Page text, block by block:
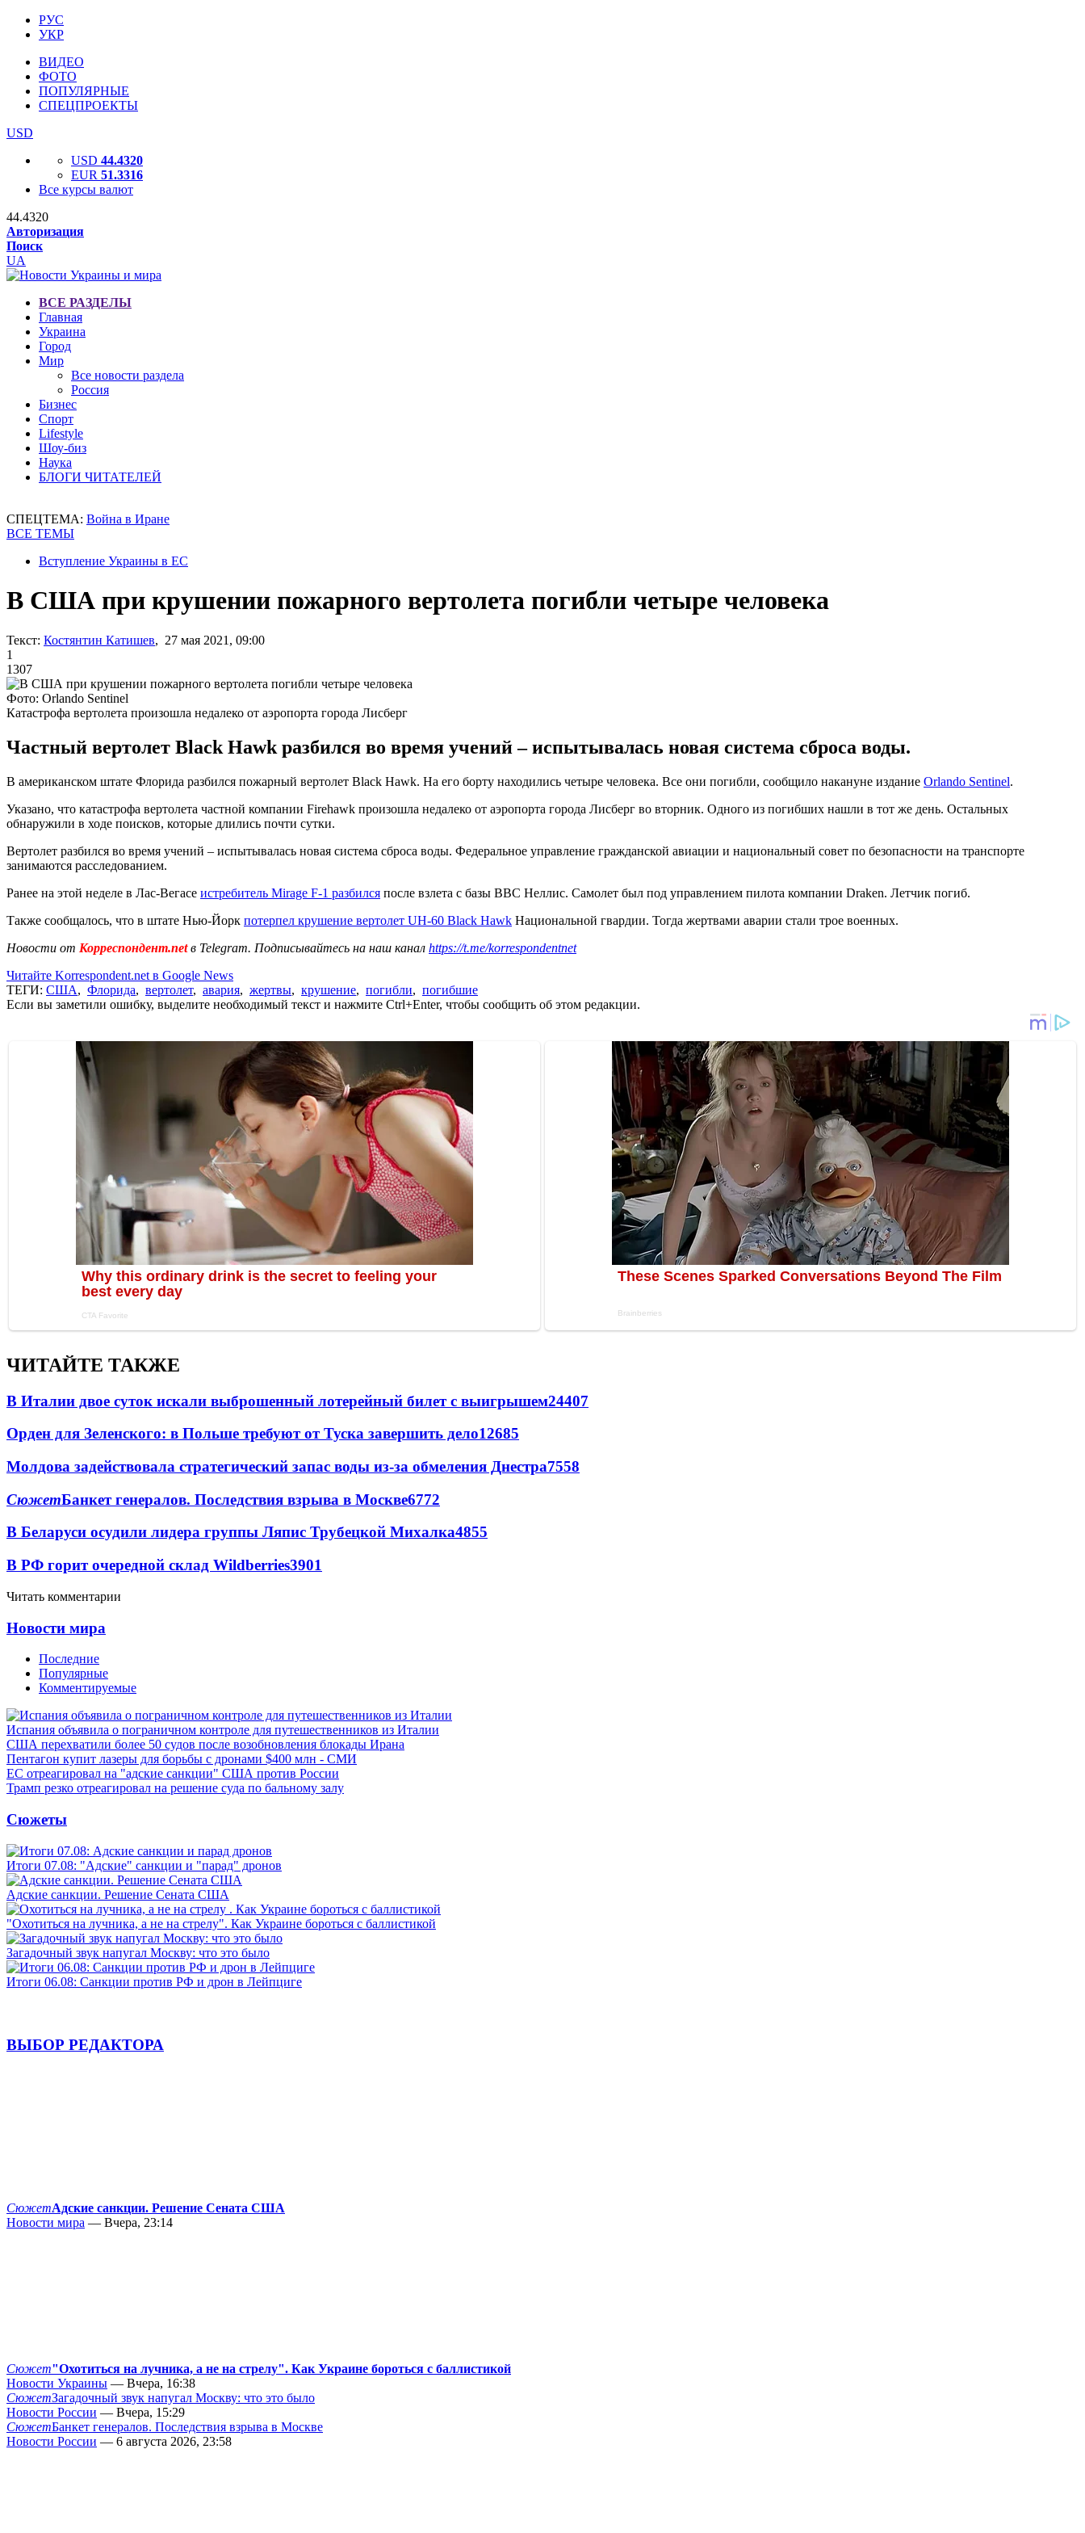
РУС
УКР
ВИДЕО
ФОТО
ПОПУЛЯРНЫЕ
СПЕЦПРОЕКТЫ
USD
USD 44.4320
EUR 51.3316
Все курсы валют
44.4320
Авторизация
Поиск
UA
ВСЕ РАЗДЕЛЫ
Главная
Украина
Город
Мир
Все новости раздела
Россия
Бизнес
Спорт
Lifestyle
Шоу-биз
Наука
БЛОГИ ЧИТАТЕЛЕЙ
СПЕЦТЕМА: Война в Иране
ВСЕ ТЕМЫ
Вступление Украины в ЕС
В США при крушении пожарного вертолета погибли четыре человека
Текст: Костянтин Катишев, 27 мая 2021, 09:00
1
1307
Фото: Orlando Sentinel
Катастрофа вертолета произошла недалеко от аэропорта города Лисберг
Частный вертолет Black Hawk разбился во время учений – испытывалась новая система сброса воды.
В американском штате Флорида разбился пожарный вертолет Black Hawk. На его борту находились четыре человека. Все они погибли, сообщило накануне издание Orlando Sentinel.
Указано, что катастрофа вертолета частной компании Firehawk произошла недалеко от аэропорта города Лисберг во вторник. Одного из погибших нашли в тот же день. Остальных
обнаружили в ходе поисков, которые длились почти сутки.
Вертолет разбился во время учений – испытывалась новая система сброса воды. Федеральное управление гражданской авиации и национальный совет по безопасности на транспорте
занимаются расследованием.
Ранее на этой неделе в Лас-Вегасе истребитель Mirage F-1 разбился после взлета с базы ВВС Неллис. Самолет был под управлением пилота компании Draken. Летчик погиб.
Также сообщалось, что в штате Нью-Йорк потерпел крушение вертолет UH-60 Black Hawk Национальной гвардии. Тогда жертвами аварии стали трое военных.
Новости от Корреспондент.netв Telegram. Подписывайтесь на наш канал https://t.me/korrespondentnet
Читайте Korrespondent.net в Google News
ТЕГИ: США, Флорида, вертолет, авария, жертвы, крушение, погибли, погибшие
Если вы заметили ошибку, выделите необходимый текст и нажмите Ctrl+Enter, чтобы сообщить об этом редакции.
ЧИТАЙТЕ ТАКЖЕ
В Италии двое суток искали выброшенный лотерейный билет с выигрышем24407
Орден для Зеленского: в Польше требуют от Туска завершить дело12685
Молдова задействовала стратегический запас воды из-за обмеления Днестра7558
СюжетБанкет генералов. Последствия взрыва в Москве6772
В Беларуси осудили лидера группы Ляпис Трубецкой Михалка4855
В РФ горит очередной склад Wildberries3901
Читать комментарии
Новости мира
Последние
Популярные
Комментируемые
Испания объявила о пограничном контроле для путешественников из Италии
США перехватили более 50 судов после возобновления блокады Ирана
Пентагон купит лазеры для борьбы с дронами $400 млн - СМИ
ЕС отреагировал на "адские санкции" США против России
Трамп резко отреагировал на решение суда по бальному залу
Сюжеты
Итоги 07.08: "Адские" санкции и "парад" дронов
Адские санкции. Решение Сената США
"Охотиться на лучника, а не на стрелу". Как Украине бороться с баллистикой
Загадочный звук напугал Москву: что это было
Итоги 06.08: Санкции против РФ и дрон в Лейпциге
ВЫБОР РЕДАКТОРА
СюжетАдские санкции. Решение Сената США
Новости мира — Вчера, 23:14
Сюжет"Охотиться на лучника, а не на стрелу". Как Украине бороться с баллистикой
Новости Украины — Вчера, 16:38
СюжетЗагадочный звук напугал Москву: что это было
Новости России — Вчера, 15:29
СюжетБанкет генералов. Последствия взрыва в Москве
Новости России — 6 августа 2026, 23:58